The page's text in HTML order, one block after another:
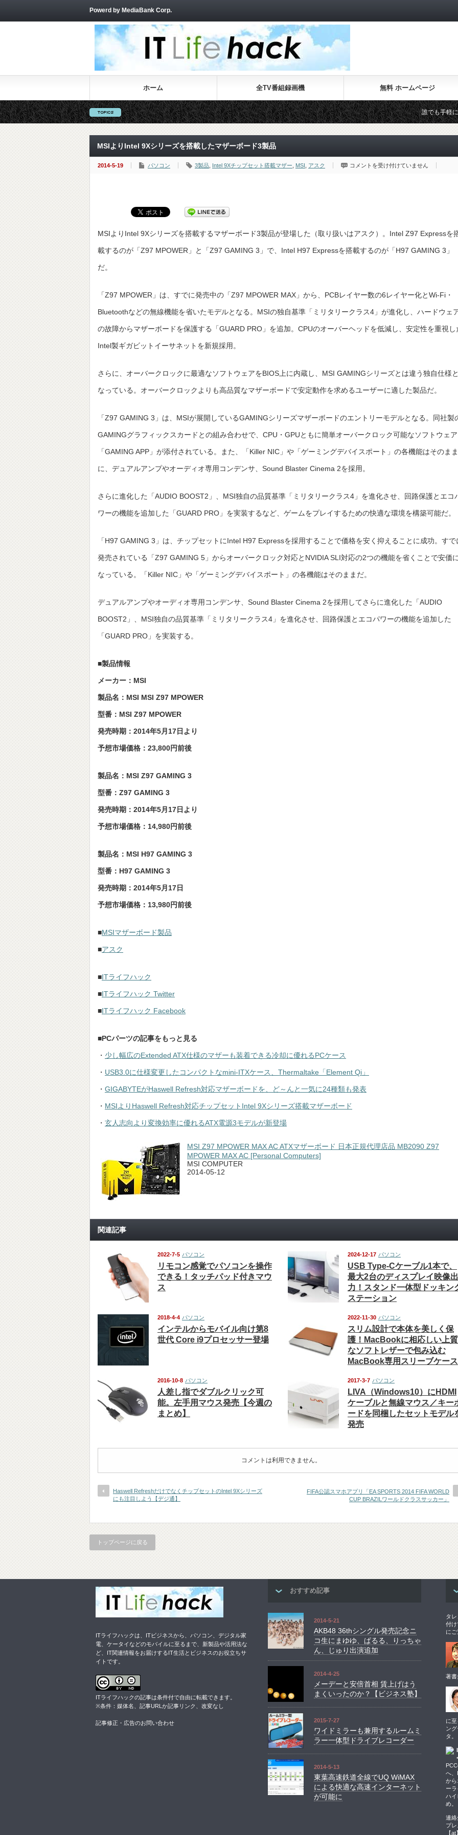
Powerd by MediaBank Corp.
ホーム 全TV番組録画機 無料 ホームページ
誰でも手軽に本格的な
MSIよりIntel 9Xシリーズを搭載したマザーボード3製品
2014-5-19 パソコン 3製品 Intel 9Xチップセット搭載マザー MSI アスク
MSI
載
し
マ
製
品
コメントを受け付けていません
MSIよりIntel 9Xシリーズを搭載するマザーボード3製品が登場した（取り扱いはアスク）。Intel Z97 Expressを
載するのが「Z97 MPOWER」と「Z97 GAMING 3」で、Intel H97 Expressを搭載するのが「H97 GAMING 3」
だ。
「Z97 MPOWER」は、すでに発売中の「Z97 MPOWER MAX」から、PCBレイヤー数の6レイヤー化とWi-Fi・
Bluetoothなどの無線機能を省いたモデルとなる。MSIの独自基準「ミリタリークラス4」が進化し、ハードウェ
の故障からマザーボードを保護する「GUARD PRO」を追加。CPUのオーバーヘッドを低減し、安定性を重視し
Intel製ギガビットイーサネットを新規採用。
さらに、オーバークロックに最適なソフトウェアをBIOS上に内蔵し、MSI GAMINGシリーズとは違う独自仕様
なっている。オーバークロックよりも高品質なマザーボードで安定動作を求めるユーザーに適した製品だ。
「Z97 GAMING 3」は、MSIが展開しているGAMINGシリーズマザーボードのエントリーモデルとなる。同社製
GAMINGグラフィックスカードとの組み合わせで、CPU・GPUともに簡単オーバークロック可能なソフトウェア
「GAMING APP」が添付されている。また、「Killer NIC」や「ゲーミングデバイスポート」の各機能はそのまま
に、デュアルアンプやオーディオ専用コンデンサ、Sound Blaster Cinema 2を採用。
さらに進化した「AUDIO BOOST2」、MSI独自の品質基準「ミリタリークラス4」を進化させ、回路保護とエコ
ワーの機能を追加した「GUARD PRO」を実装するなど、ゲームをプレイするための快適な環境を構築可能だ。
「H97 GAMING 3」は、チップセットにIntel H97 Expressを採用することで価格を安く抑えることに成功。すで
発売されている「Z97 GAMING 5」からオーバークロック対応とNVIDIA SLI対応の2つの機能を省くことで安価
なっている。「Killer NIC」や「ゲーミングデバイスポート」の各機能はそのままだ。
デュアルアンプやオーディオ専用コンデンサ、Sound Blaster Cinema 2を採用してさらに進化した「AUDIO
BOOST2」、MSI独自の品質基準「ミリタリークラス4」を進化させ、回路保護とエコパワーの機能を追加した
「GUARD PRO」を実装する。
■製品情報
メーカー：MSI
製品名：MSI MSI Z97 MPOWER
型番：MSI Z97 MPOWER
発売時期：2014年5月17日より
予想市場価格：23,800円前後
製品名：MSI Z97 GAMING 3
型番：Z97 GAMING 3
発売時期：2014年5月17日より
予想市場価格：14,980円前後
製品名：MSI H97 GAMING 3
型番：H97 GAMING 3
発売時期：2014年5月17日
予想市場価格：13,980円前後
■MSIマザーボード製品
■アスク
■ITライフハック
■ITライフハック Twitter
■ITライフハック Facebook
■PCパーツの記事をもっと見る
・ 少し幅広のExtended ATX仕様のマザーも装着できる冷却に優れるPCケース
・ USB3.0に仕様変更したコンパクトなmini-ITXケース、Thermaltake「Element Qi」
・ GIGABYTEがHaswell Refresh対応マザーボードを、ど～んと一気に24種類も発表
・ MSIよりHaswell Refresh対応チップセットIntel 9Xシリーズ搭載マザーボード
・ 玄人志向より変換効率に優れるATX電源3モデルが新登場
MSI Z97 MPOWER MAX AC ATXマザーボード 日本正規代理店品 MB2090 Z97
MPOWER MAX AC [Personal Computers]
MSI COMPUTER
2014-05-12
関連記事
2022-7-5 パソコン
リモコン感覚でパソコンを操作
できる！タッチパッド付きマウ
ス
2024-12-17 パソコン
USB Type-Cケーブル1本で、
最大2台のディスプレイ映像出
力！スタンド一体型ドッキン
ステーション
2018-4-4 パソコン
インテルからモバイル向け第8
世代 Core i9プロセッサー登場
2022-11-30 パソコン
スリム設計で本体を美しく保
護！MacBookに相応しい上質
なソフトレザーで包み込む
MacBook専用スリーブケース
2016-10-8 パソコン
人差し指でダブルクリック可
能。左手用マウス発売【今週の
まとめ】
2017-3-7 パソコン
LIVA（Windows10）にHDMI
ケーブルと無線マウス／キー
ードを同梱したセットモデル
発売
コメントは利用できません。
Haswell RefreshだけでなくチップセットのIntel 9Xシリーズ
にも注目しよう【デジ通】
FIFA公認スマホアプリ「EA SPORTS 2014 FIFA WORLD
CUP BRAZILワールドクラスサッカー」
トップページに戻る
おすすめ記事
2014-5-21
AKB48 36thシングル発売記念ニ
コ生にまゆゆ、ぱるる、りっちゃ
ん、じゅり出演追加
2014-4-25
メーデーと安倍首相 賃上げはう
まくいったのか？【ビジネス塾】
2015-7-27
ワイドミラーも兼用するルームミ
ラー一体型ドライブレコーダー
2014-5-13
東葉高速鉄道全線でUQ WiMAX
による快適な高速インターネット
が可能に
タ
付け
に
著書
に
ン
タ。
へ、
から
ー
ハイ
め。
連絡
プ
【
ITライフハックは、ITビジネスから、パソコン、デジタル家
電、ケータイなどのモバイルに至るまで、新製品や活用法な
ど、IT関連情報をお届けするIT生活とビジネスのお役立ちサ
イトです。
ITライフハックの記事は条件付で自由に転載できます。
※条件：媒体名、記事URLか記事リンク、改変なし
記事修正・広告のお問い合わせ